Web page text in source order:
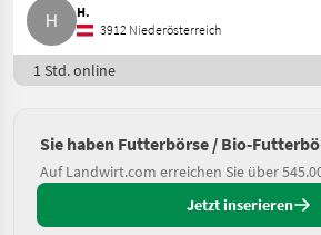
H.
3912 Niederösterreich
1 Std. online
Sie haben Futterbörse / Bio-
Auf Landwirt.com erreichen Sie über
Jetzt inserieren